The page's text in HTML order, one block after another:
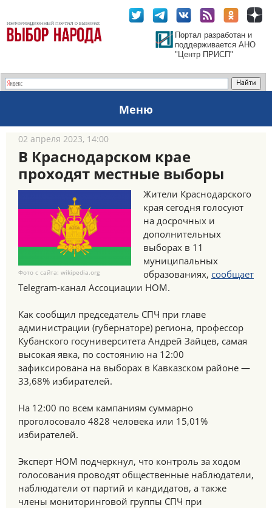
Портал разработан и
поддерживается АНО
"Центр ПРИСП"
Меню
02 апреля 2023, 14:00
В Краснодарском крае
проходят местные выборы
Фото с сайта: wikipedia.org
Жители Краснодарского
края сегодня голосуют
на досрочных и
дополнительных
выборах в 11
муниципальных
образованиях, сообщает
Telegram-канал Ассоциации НОМ.
Как сообщил председатель СПЧ при главе
администрации (губернаторе) региона, профессор
Кубанского госуниверситета Андрей Зайцев, самая
высокая явка, по состоянию на 12:00
зафиксирована на выборах в Кавказском районе —
33,68% избирателей.
На 12:00 по всем кампаниям суммарно
проголосовало 4828 человека или 15,01%
избирателей.
Эксперт НОМ подчеркнул, что контроль за ходом
голосования проводят общественные наблюдатели,
наблюдатели от партий и кандидатов, а также
члены мониторинговой группы СПЧ при